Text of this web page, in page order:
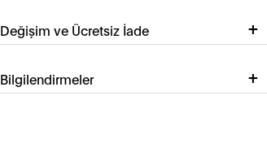
Değişim ve Ücretsiz İade
Bilgilendirmeler